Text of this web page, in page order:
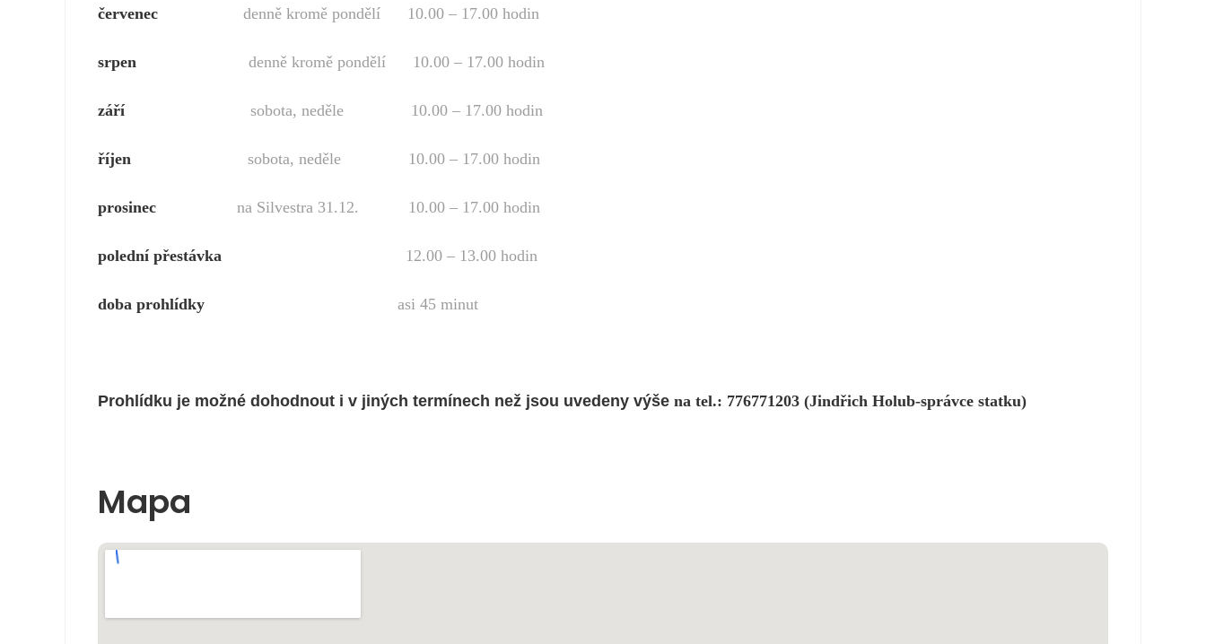
červenec denně kromě pondělí 10.00 – 17.00 hodin
srpen denně kromě pondělí 10.00 – 17.00 hodin
září sobota, neděle 10.00 – 17.00 hodin
říjen sobota, neděle 10.00 – 17.00 hodin
prosinec na Silvestra 31.12. 10.00 – 17.00 hodin
polední přestávka 12.00 – 13.00 hodin
doba prohlídky asi 45 minut
Prohlídku je možné dohodnout i v jiných termínech než jsou uvedeny výše na tel.: 776771203 (Jindřich Holub-správce statku)
Mapa